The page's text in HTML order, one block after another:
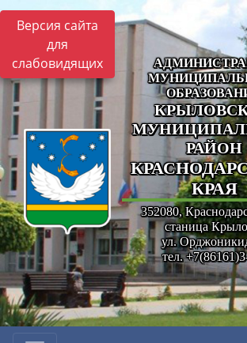
Версия сайта
для
слабовидящих
РАЙОН
КРАЯ
352080,
станица
ул.
тел.